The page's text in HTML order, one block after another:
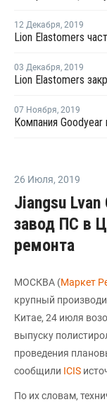
12 Декабря, 2019
03 Декабря, 2019
07 Ноября, 2019
Компания Goodyear
26 Июля, 2019
Jiangsu Lvan
завод ПС в
ремонта
МОСКВА (Маркет
крупный
Китае, 24 июля
выпуску
проведения
сообщили ICIS
По их словам,